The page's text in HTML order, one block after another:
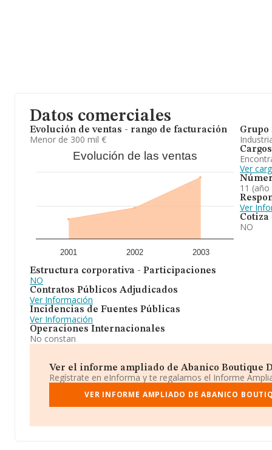
Datos comerciales
Evolución de ventas - rango de facturación
Menor de 300 mil €
Evolución de las ventas
2001 2002 2003
Estructura corporativa - Participaciones
NO
Contratos Públicos Adjudicados
Ver Información
Incidencias de Fuentes Públicas
Ver Información
Operaciones Internacionales
No constan
Grupo
Cargos
Ver
11 (año
Ver
Cotiza
NO
Ver el informe ampliado de Abanico Boutique
Regístrate en eInforma y te regalamos el Informe
VER INFORME AMPLIADO DE ABANICO